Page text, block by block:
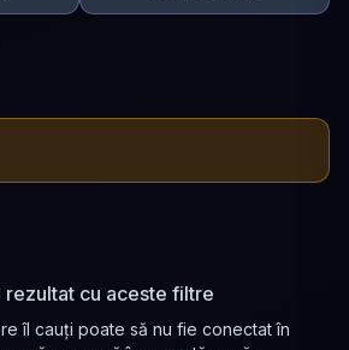
rezultat cu aceste filtre
îl cauți poate să nu fie conectat în